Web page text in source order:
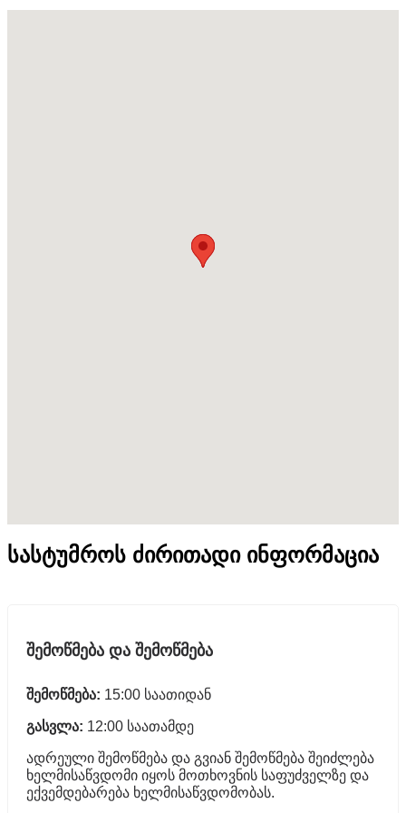
სასტუმროს ძირითადი ინფორმაცია
შემოწმება და შემოწმება
შემოწმება: 15:00 საათიდან
გასვლა: 12:00 საათამდე
ადრეული შემოწმება და გვიან შემოწმება შეიძლება
ხელმისაწვდომი იყოს მოთხოვნის საფუძველზე და
ექვემდებარება ხელმისაწვდომობას.